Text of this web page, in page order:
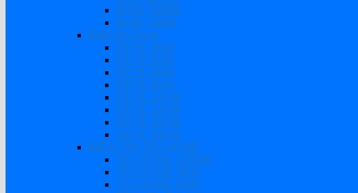
BƠM 7500W
BƠM 15KW
Biến tần Deye
DEYE 3KW
DEYE 5KW
DEYE 6KW
DEYE 8KW
DEYE 10KW
DEYE 12KW
DEYE 16KW
DEYE 20KW
BIẾN TẦN TECHFINE
TECHFINE 1200W
TECHFINE 3KW
TECHFINE 4KW